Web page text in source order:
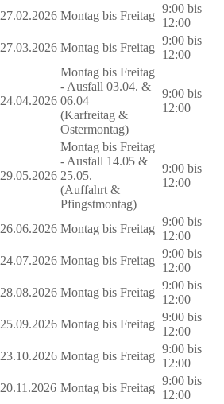
27.02.2026 Montag bis Freitag
9:00 bis
12:00
27.03.2026 Montag bis Freitag
9:00 bis
12:00
24.04.2026
Montag bis Freitag
- Ausfall 03.04. &
06.04
(Karfreitag &
Ostermontag)
9:00 bis
12:00
29.05.2026
Montag bis Freitag
- Ausfall 14.05 &
25.05.
(Auffahrt &
Pfingstmontag)
9:00 bis
12:00
26.06.2026 Montag bis Freitag
9:00 bis
12:00
24.07.2026 Montag bis Freitag
9:00 bis
12:00
28.08.2026 Montag bis Freitag
9:00 bis
12:00
25.09.2026 Montag bis Freitag
9:00 bis
12:00
23.10.2026 Montag bis Freitag
9:00 bis
12:00
20.11.2026 Montag bis Freitag
9:00 bis
12:00